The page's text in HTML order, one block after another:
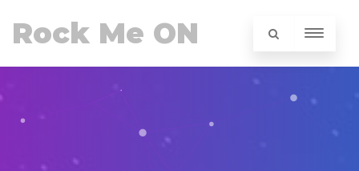
Rock Me ON